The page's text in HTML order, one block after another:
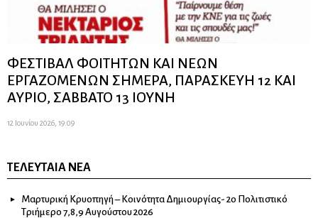
ΦΕΣΤΙΒΑΛ ΦΟΙΤΗΤΩΝ ΚΑΙ ΝΕΩΝ
ΕΡΓΑΖΟΜΕΝΩΝ ΣΗΜΕΡΑ, ΠΑΡΑΣΚΕΥΗ 12 ΚΑΙ
ΑΥΡΙΟ, ΣΑΒΒΑΤΟ 13 ΙΟΥΝΗ
12 Ιουνίου 2026, 19:09
ΤΕΛΕΥΤΑΊΑ ΝΈΑ
Μαρτυρική Κρυοπηγή – Κοινότητα Δημιουργίας- 2ο Πολιτιστικό
Τριήμερο 7,8,9 Αυγούστου 2026